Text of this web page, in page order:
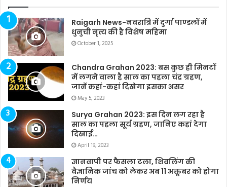
Raigarh News-नवरात्रि में दुर्गा पाण्डलों में
धुनुची नृत्य की है विशेष महिमा
October 1, 2025
Chandra Grahan 2023: बस कुछ ही मिनटों
में लगने वाला है साल का पहला चंद्र ग्रहण,
जानें कहां-कहां दिखेगा इसका असर
May 5, 2023
Surya Grahan 2023: इस दिन लग रहा है
साल का पहला सूर्य ग्रहण, जानिए कहां देगा
दिखाई…
April 19, 2023
ज्ञानवापी पर फैसला टला, शिवलिंग की
वैज्ञानिक जांच को लेकर अब 11 अक्तूबर को होगा
निर्णय